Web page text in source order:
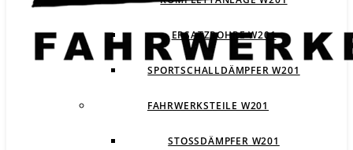
ERSATZROHRE W201
SPORTSCHALLDÄMPFER W201
FAHRWERKSTEILE W201
STOSSDÄMPFER W201